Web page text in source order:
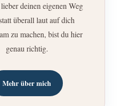
deinen eigenen Weg
überall laut auf dich
zu machen, bist du hier
genau richtig.
Mehr über mich